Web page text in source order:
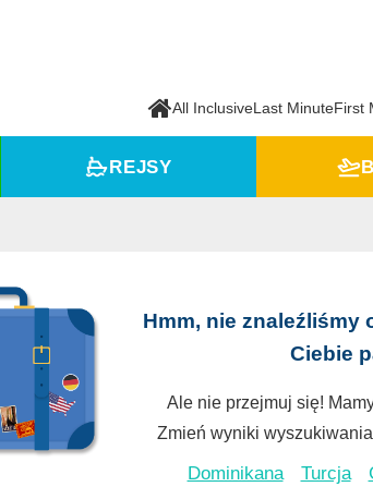
All InclusiveLast MinuteFirst
REJSY
Hmm, nie znaleźliśmy
Ciebie
Ale nie przejmuj się!
Zmień wyniki
Dominikana Turcja